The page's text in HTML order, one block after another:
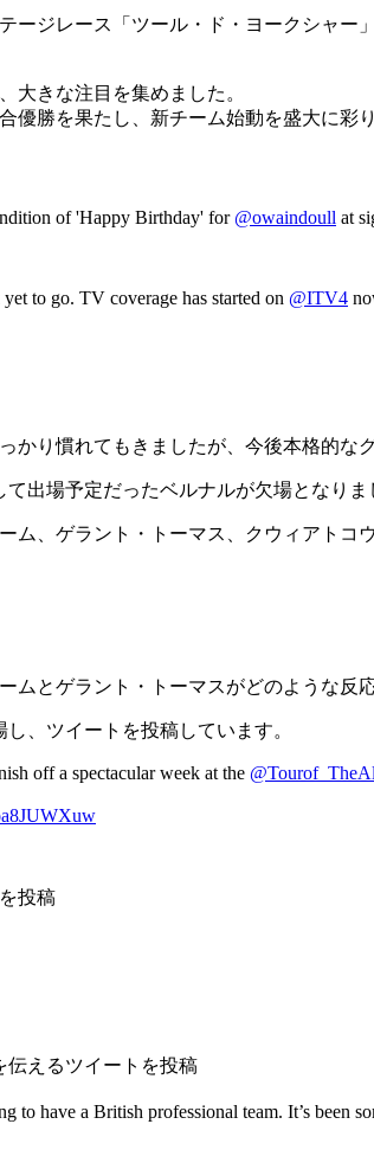
ージレース「ツール・ド・ヨークシャ
大きな注目を集めました。
勝を果たし、新チーム始動を盛大に彩り
of 'Happy Birthday' for @owaindoull at
to go. TV coverage has started on @ITV4
り慣れてもきましたが、今後本格的な
出場予定だったベルナルが欠場となり
、ゲラント・トーマス、クウィアトコ
とゲラント・トーマスがどのような反
、ツイートを投稿しています。
off a spectacular week at the
投稿
伝えるツイートを投稿
have a British professional team. It’s been